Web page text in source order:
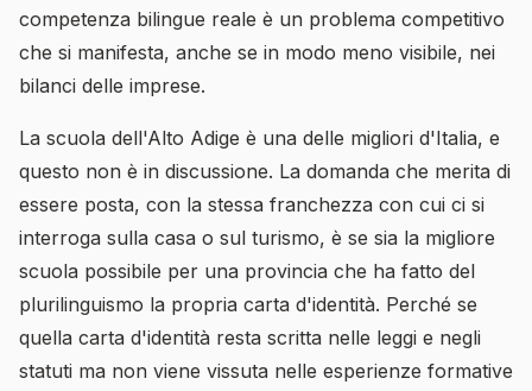
competenza bilingue reale è un problema competitivo
che si manifesta, anche se in modo meno visibile, nei
bilanci delle imprese.
La scuola dell'Alto Adige è una delle migliori d'Italia, e
questo non è in discussione. La domanda che merita di
essere posta, con la stessa franchezza con cui ci si
interroga sulla casa o sul turismo, è se sia la migliore
scuola possibile per una provincia che ha fatto del
plurilinguismo la propria carta d'identità. Perché se
quella carta d'identità resta scritta nelle leggi e negli
statuti ma non viene vissuta nelle esperienze formative